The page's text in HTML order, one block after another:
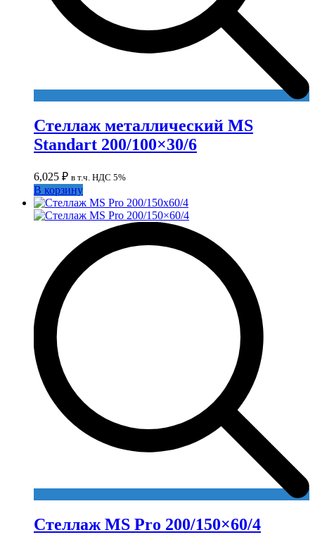
Стеллаж металлический MS
Standart 200/100×30/6
6,025 ₽ в т.ч. НДС 5%
В корзину
Стеллаж MS Pro 200/150×60/4